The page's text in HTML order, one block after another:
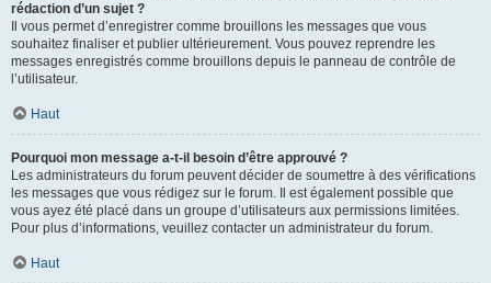
rédaction d’un sujet ?
Il vous permet d’enregistrer comme brouillons les messages que vous
souhaitez finaliser et publier ultérieurement. Vous pouvez reprendre les
messages enregistrés comme brouillons depuis le panneau de contrôle de
l’utilisateur.
Haut
Pourquoi mon message a-t-il besoin d’être approuvé ?
Les administrateurs du forum peuvent décider de soumettre à des vérifications
les messages que vous rédigez sur le forum. Il est également possible que
vous ayez été placé dans un groupe d’utilisateurs aux permissions limitées.
Pour plus d’informations, veuillez contacter un administrateur du forum.
Haut